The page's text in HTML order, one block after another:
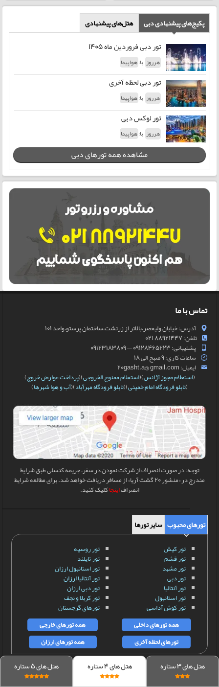
هتل های 3 ستاره هتل های 4 ستاره هتل های 5 ستاره
پکیج‌های پیشنهادی دبی هتل‌‌های پیشنهادی
تور دبی فروردین ماه 1405
هرروز با:هواپیما
تور دبی لحظه آخری
هرروز با:هواپیما
تور لوکس دبی
هرروز با:هواپیما
مشاهده همه تورهای دبی
تماس با ما
آدرس: خیابان ولیعصر،بالاتر از زرتشت،ساختمان پرستو،واحد 101
تلفن: 88921447 021
پشتیبانی: 09128465223 — 09123183809
ساعات کاری: 9 صبح الی 18
ایمیل: 20gasht.a@ gmail.com
(استعلام مجوز آژانس)(استعلام ممنوع الخروجی)(پرداخت عوارض خروج)
(تابلو فرودگاه امام خمینی)(تابلو فرودگاه مهرآباد)(آب و هوا شهرها)
توجه: در صورت انصراف از شرکت نمودن در سفر، جریمه کنسلی طبق شرایط
مندرج در «منشور 20 گشت آریا» از مسافر دریافت خواهد شد. برای مطالعه شرایط
انصرافاینجاکلیک کنید.
تورهای محبوب سایر تورها
تور کیش
تور قشم
تور مشهد
تور دبی
تور آنتالیا
تور استانبول
تور کوش آداسی
تور روسیه
تور تایلند
تور استانبول ارزان
تور آنتالیا ارزان
تور دبی ارزان
تور کربلا و نجف
تورهای گرجستان
همه تورهای داخلی
همه تورهای خارجی
تورهای لحظه آخری
همه تورهای ارزان